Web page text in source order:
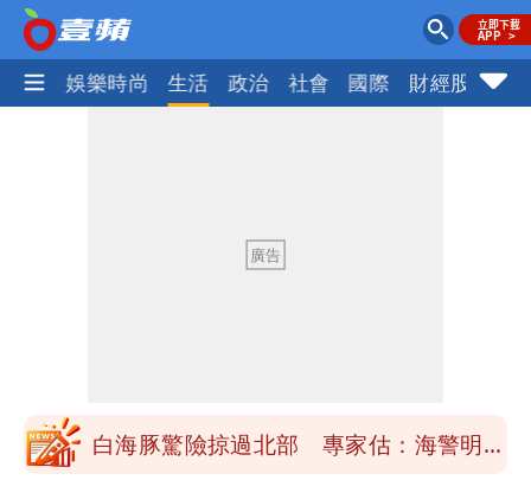
熱門 娛樂時尚 生活 政治 社會 國際 財經股市
「終於能交代」 捐500萬獎學金延續愛
白海豚颱風逼近！鄭明典示警「恐遇黑潮
砸重金再買一整桌卡盒
白海豚驚險掠過北部 專家估：海警明發